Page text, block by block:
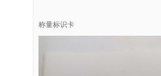
称量标识卡